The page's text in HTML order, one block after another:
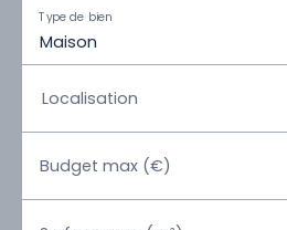
Maison
Type de bien
Localisation
Budget max (€)